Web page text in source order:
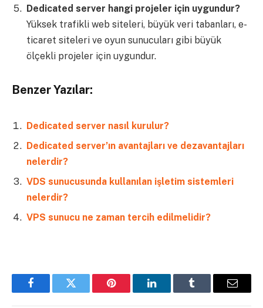
Dedicated server hangi projeler için uygundur?
Yüksek trafikli web siteleri, büyük veri tabanları, e-
ticaret siteleri ve oyun sunucuları gibi büyük
ölçekli projeler için uygundur.
Benzer Yazılar:
Dedicated server nasıl kurulur?
Dedicated server’ın avantajları ve dezavantajları
nelerdir?
VDS sunucusunda kullanılan işletim sistemleri
nelerdir?
VPS sunucu ne zaman tercih edilmelidir?
FacebookTwitter Pinterest LinkedInTumblr Email